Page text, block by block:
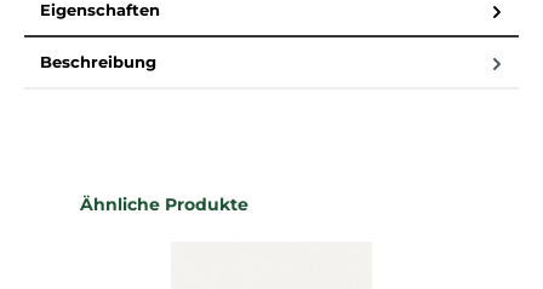
Eigenschaften
Beschreibung
Produktgalerie überspringen
Ähnliche Produkte